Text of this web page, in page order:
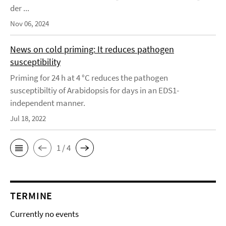
der ...
Nov 06, 2024
News on cold priming: It reduces pathogen
susceptibility
Priming for 24 h at 4 °C reduces the pathogen
susceptibiltiy of Arabidopsis for days in an EDS1-
independent manner.
Jul 18, 2022
1 / 4
TERMINE
Currently no events